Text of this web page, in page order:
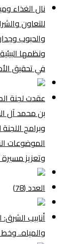
نال الغذاء
للتعاون
والحبوب
ونظمها
في تحقيق
عقدت لجنة
بن محمد آل
وبرامج
الموضوعات
وتعزيز
العدد (78)
أنابيب
والمياه..